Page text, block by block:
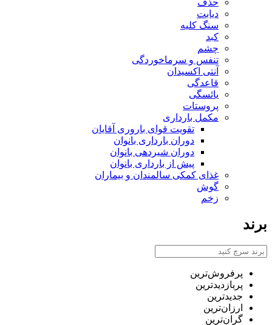
دیابت
سنگ کلیه
کبد
چشم
تنفس و سرماخوردگی
آنتی اکسیدان
قاعدگی
یائسگی
پروستات
مکمل بارداری
تقویت قوای باروری آقایان
دوران بارداری بانوان
دوران شیردهی بانوان
پیش از بارداری بانوان
غذای کمکی سالمندان و بیماران
گوش
زخم
برند
پرفروش‌ترین‌
پربازدیدترین
جدیدترین
ارزان‌ترین
گران‌ترین